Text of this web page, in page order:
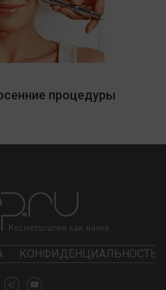
процедуры
КОНФИДЕНЦИАЛЬНОСТЬ